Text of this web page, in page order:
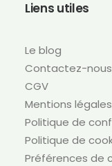
Liens utiles
Le blog
Contactez-nous
CGV
Mentions légales
Politique de
Politique de
Préférences de